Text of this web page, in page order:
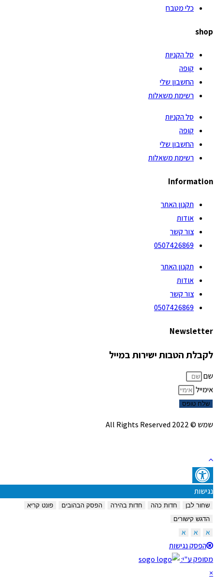
כלי מטבח
shop
סל הקניות
קופה
החשבון שלי
רשימת משאלות
סל הקניות
קופה
החשבון שלי
רשימת משאלות
Information
תקנון האתר
אודות
צור קשר
0507426869
תקנון האתר
אודות
צור קשר
0507426869
Newsletter
לקבלת הטבות ישירות במייל
שם
אימייל
שלח טופס
שמש © 2022 All Rights Reserved
נגישות
שחור לבן חדות כהה חדות בהירה הפסק הבהובים
פונט קריא
הדגש קישורים
הפסק נגישות
מסופק ע"י: